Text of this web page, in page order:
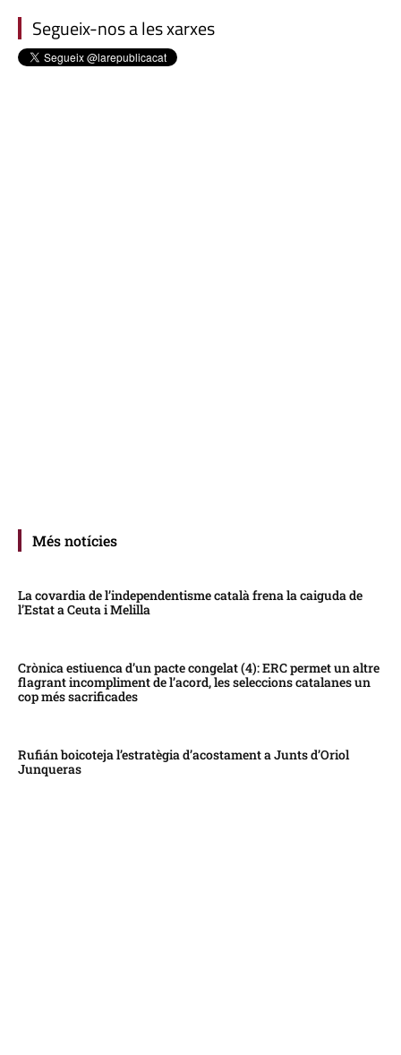
Segueix-nos a les xarxes
Més notícies
La covardia de l’independentisme català frena la caiguda de
l’Estat a Ceuta i Melilla
Crònica estiuenca d’un pacte congelat (4): ERC permet un altre
flagrant incompliment de l’acord, les seleccions catalanes un
cop més sacrificades
Rufián boicoteja l’estratègia d’acostament a Junts d’Oriol
Junqueras